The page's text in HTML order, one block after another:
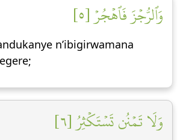
وَٱلرُّجۡزَ فَٱهۡجُرۡ [٥]
n’ibigirwamana
وَلَا تَمۡنُن تَسۡتَكۡثِرُ [٦]